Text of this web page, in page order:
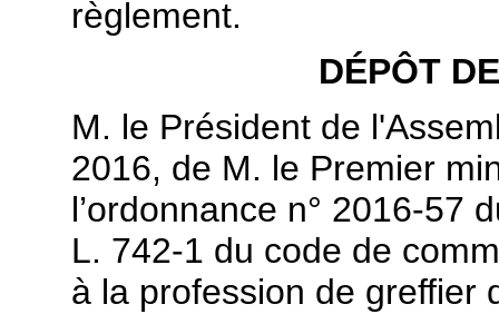
règlement.
DÉPÔT
M. le Président de
2016, de M. le Premier
l’ordonnance n° 2016-57
L. 742-1 du code de
à la profession de greffier